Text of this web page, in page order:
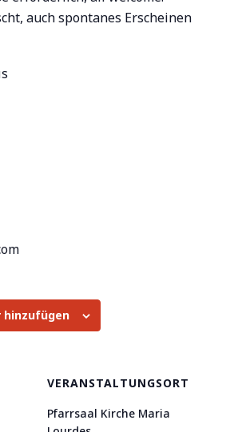
auch spontanes Erscheinen
hinzufügen
VERANSTALTUNGSORT
Pfarrsaal Kirche Maria